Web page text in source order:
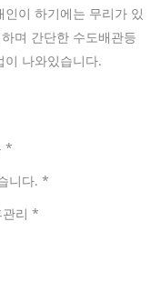
이 하기에는 무리가 있
며 간단한 수도배관등
이 나와있습니다.
*
니다. *
관리 *